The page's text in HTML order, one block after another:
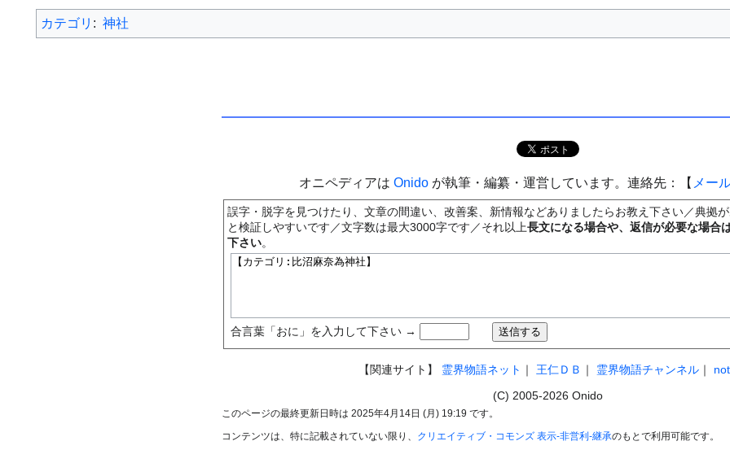
カテゴリ : 神社
オニペディアは Onidoが執筆・編纂・運営しています。連絡先：【 メー
誤字・脱字を見つけたり、文章の間違い、改善案、新情報などありましたらお教え下さい／典拠
と検証しやすいです／文字数は最大3000字です／それ以上長文になる場合や、返信が必要な場合
下さい。
合言葉「おに」を入力して下さい →
【関連サイト】 霊界物語ネット ｜ 王仁ＤＢ ｜ 霊界物語チャンネル ｜
(C) 2005-2026 Onido
このページの最終更新日時は 2025年4月14日 (月) 19:19 です。
コンテンツは、特に記載されていない限り、 クリエイティブ・コモンズ 表示-非営利-継承のもとで利用可能です。